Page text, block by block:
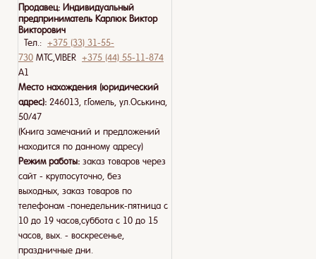
Продавец: Индивидуальный
предприниматель Карлюк Виктор
Викторович
Тел.: +375 (33) 31-55-
730 МТС,VIBER +375 (44) 55-11-874
A1
Место нахождения (юридический
адрес): 246013, г.Гомель, ул.Оськина,
50/47
(Книга замечаний и предложений
находится по данному адресу)
Режим работы: заказ товаров через
сайт - круглосуточно, без
выходных, заказ товаров по
телефонам -понедельник-пятница с
10 до 19 часов,суббота с 10 до 15
часов, вых. - воскресенье,
праздничные дни.